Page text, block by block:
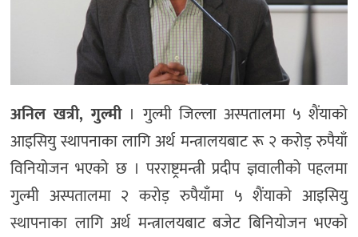
अनिल खत्री, गुल्मी। गुल्मी जिल्ला अस्पतालमा ५ शैंयाको
आइसियु स्थापनाका लागि अर्थ मन्त्रालयबाट रू २ करोड़ रुपैयाँ
विनियोजन भएको छ । परराष्ट्रमन्त्री प्रदीप ज्ञवालीको पहलमा
गुल्मी अस्पतालमा २ करोड़ रुपैयाँमा ५ शैंयाको आइसियु
स्थापनाका लागि अर्थ मन्त्रालयबाट बजेट बिनियोजन भएको